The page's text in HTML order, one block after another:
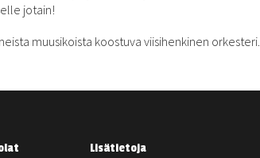
jotain!
muusikoista koostuva viisihenkinen orkesteri.
Lisätietoja